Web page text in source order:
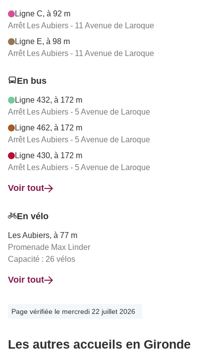
Ligne C, à 92 m
Arrêt Les Aubiers - 11 Avenue de Laroque
Ligne E, à 98 m
Arrêt Les Aubiers - 11 Avenue de Laroque
En bus
Ligne 432, à 172 m
Arrêt Les Aubiers - 5 Avenue de Laroque
Ligne 462, à 172 m
Arrêt Les Aubiers - 5 Avenue de Laroque
Ligne 430, à 172 m
Arrêt Les Aubiers - 5 Avenue de Laroque
Voir tout
En vélo
Les Aubiers, à 77 m
Promenade Max Linder
Capacité : 26 vélos
Voir tout
Page vérifiée le mercredi 22 juillet 2026
Les autres accueils en Gironde